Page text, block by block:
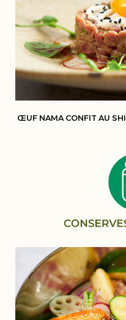
ŒUF NAMA CONFIT AU